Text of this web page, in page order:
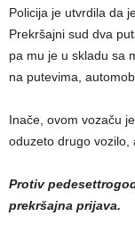
Policija je utvrdila da
Prekršajni sud dva
pa mu je u skladu sa
na putevima,
Inače, ovom vozaču
oduzeto drugo vozilo,
Protiv
prekršajna prijava.